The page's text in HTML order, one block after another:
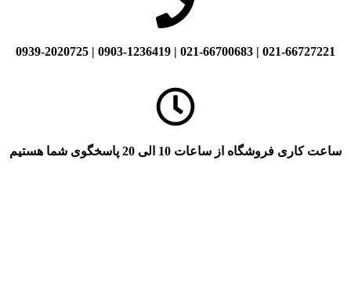
021-66727221 | 021-66700683 | 0903-1236419 | 0939-2020725
ساعت کاری فروشگاه از ساعات 10 الی 20 پاسخگوی شما هستیم